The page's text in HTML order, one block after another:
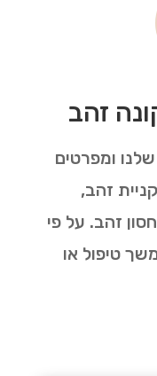
זהב
ומפרטים
זהב,
זהב. על פי
טיפול או